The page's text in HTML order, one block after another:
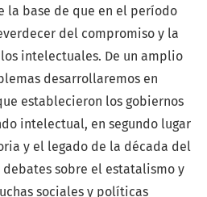
la base de que en el período
del compromiso y la
intelectuales. De un amplio
desarrollaremos en
establecieron los gobiernos
intelectual, en segundo lugar
y el legado de la década del
debates sobre el estatalismo y
sociales y políticas